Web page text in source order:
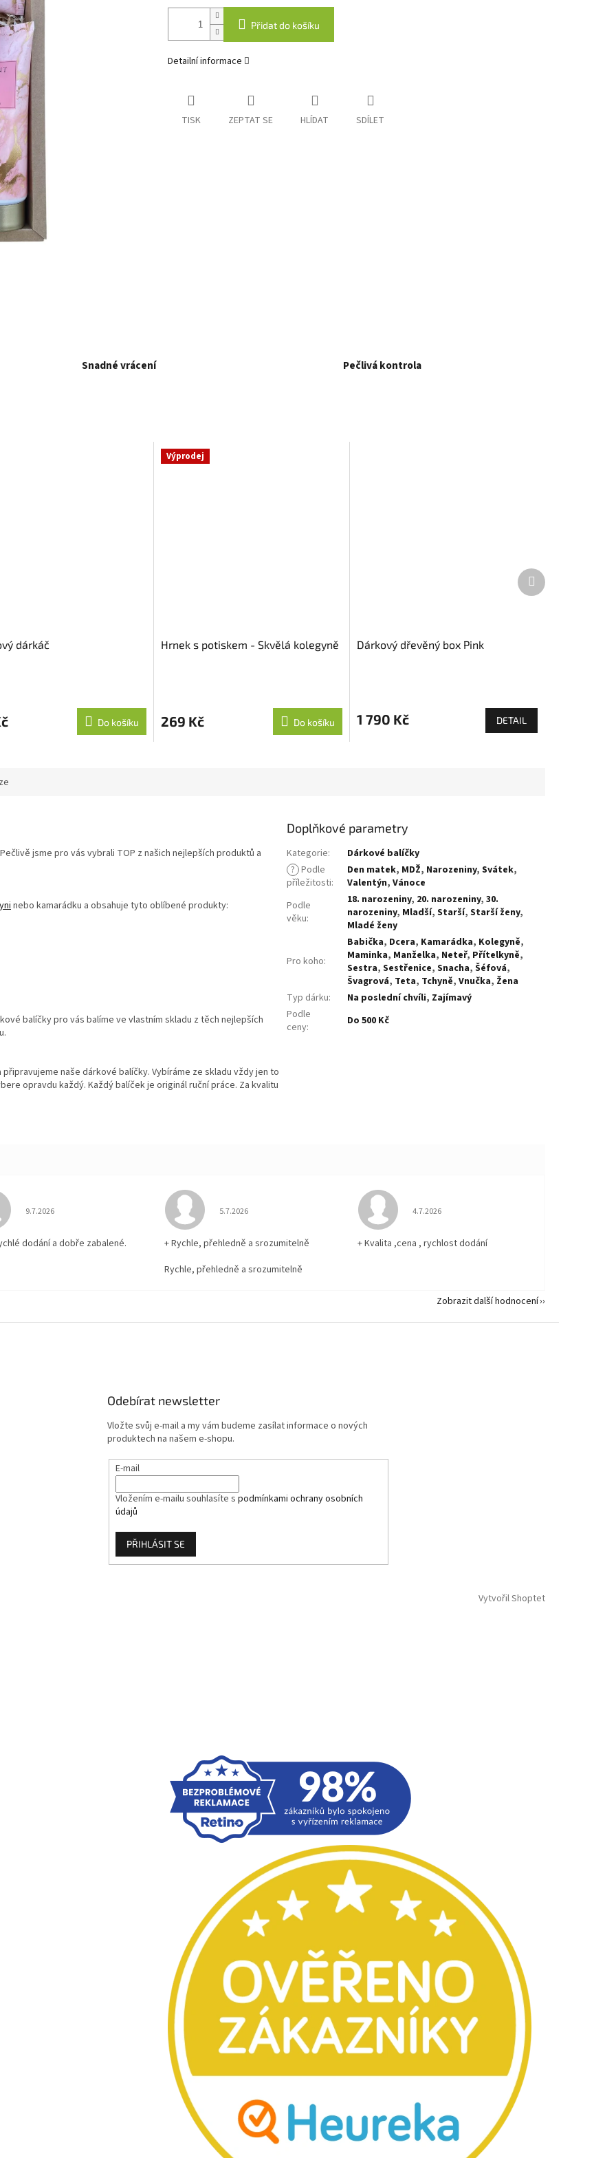
Přidat do košíku
Detailní informace
TISK ZEPTAT SE HLÍDAT SDÍLET
Snadné vrácení Pečlivá kontrola
dárkáč
Do košíku
Výprodej
Hrnek s potiskem - Skvělá kolegyně
269 Kč Do košíku
Dárkový dřevěný box Pink
1 790 Kč DETAIL
Další
produkt
jsme pro vás vybrali TOP z našich nejlepších produktů a
nebo kamarádku a obsahuje tyto oblíbené produkty:
balíčky pro vás balíme ve vlastním skladu z těch nejlepších
naše dárkové balíčky. Vybíráme ze skladu vždy jen to
opravdu každý. Každý balíček je originál ruční práce. Za kvalitu
Doplňkové parametry
Kategorie:
Dárkové balíčky
? Podle
příležitosti:
Den matek, MDŽ, Narozeniny,Svátek,
Valentýn,Vánoce
Podle
věku:
18. narozeniny, 20. narozeniny,30.
narozeniny, Mladší,Starší,Starší ženy,
Mladé ženy
Pro koho:
Babička, Dcera, Kamarádka, Kolegyně,
Maminka, Manželka, Neteř, Přítelkyně,
Sestra,Sestřenice,Snacha,Šéfová,
Švagrová, Teta, Tchyně,Vnučka, Žena
Typ dárku: Na poslední chvíli, Zajímavý
Podle
ceny: Do 500 Kč
Hodnocení obchodu je 5 z 5 hvězdiček.
9.7.2026
dodání a dobře zabalené.
Hodnocení obchodu je 5 z 5 hvězdiček.
5.7.2026
+ Rychle, přehledně a srozumitelně
Rychle, přehledně a srozumitelně
Hodnocení obchodu je 5 z 5 hvězdiček.
4.7.2026
+ Kvalita ,cena , rychlost dodání
Zobrazit další hodnocení
Odebírat newsletter
Vložte svůj e-mail a my vám budeme zasílat informace o nových
produktech na našem e-shopu.
E-mail
Vložením e-mailu souhlasíte s podmínkami ochrany osobních
údajů
PŘIHLÁSIT SE
Vytvořil Shoptet